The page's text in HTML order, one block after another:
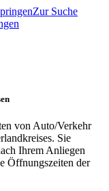
Zur Suche
von Auto/Verkehr
Sie
Ihrem Anliegen
Öffnungszeiten der